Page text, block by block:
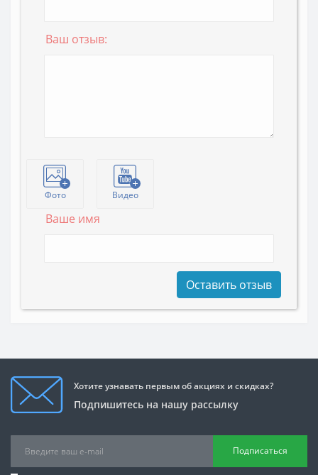
Ваш отзыв:
Фото Видео
Ваше имя
Оставить отзыв
Хотите узнавать первым об акциях и скидках?
Подпишитесь на нашу рассылку
Подписаться